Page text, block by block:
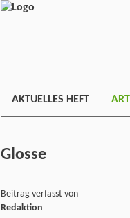
AKTUELLES HEFT
Glosse
Beitrag verfasst von
Redaktion